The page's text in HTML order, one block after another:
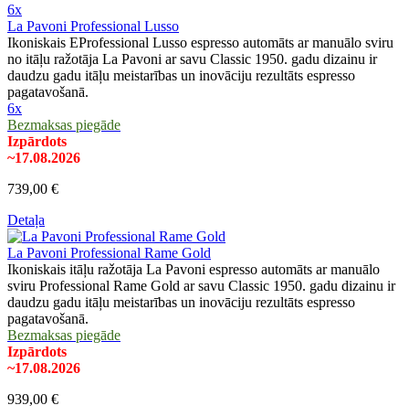
6x
La Pavoni Professional Lusso
Ikoniskais EProfessional Lusso espresso automāts ar manuālo sviru
no itāļu ražotāja La Pavoni ar savu Classic 1950. gadu dizainu ir
daudzu gadu itāļu meistarības un inovāciju rezultāts espresso
pagatavošanā.
6x
Bezmaksas piegāde
Izpārdots
~17.08.2026
739,00 €
Detaļa
La Pavoni Professional Rame Gold
Ikoniskais itāļu ražotāja La Pavoni espresso automāts ar manuālo
sviru Professional Rame Gold ar savu Classic 1950. gadu dizainu ir
daudzu gadu itāļu meistarības un inovāciju rezultāts espresso
pagatavošanā.
Bezmaksas piegāde
Izpārdots
~17.08.2026
939,00 €